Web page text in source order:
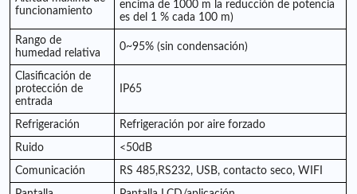
funcionamiento
encima de 1000 m la reducción de potencia
es del 1 % cada 100 m)
Rango de
humedad relativa
0~95% (sin condensación)
Clasificación de
protección de
entrada
IP65
Refrigeración Refrigeración por aire forzado
Ruido <50dB
Comunicación RS 485,RS232, USB, contacto seco, WIFI